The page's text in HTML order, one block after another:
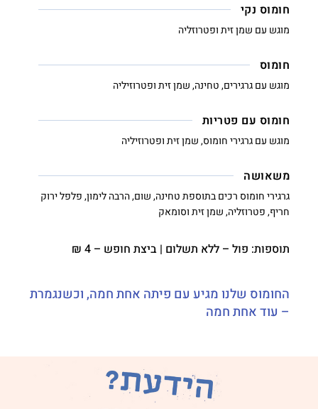
חומוס נקי
מוגש עם שמן זית ופטרוזליה
חומוס
מוגש עם גרגירים, טחינה, שמן זית ופטרוזיליה
חומוס עם פטריות
מוגש עם גרגירי חומוס, שמן זית ופטרוזיליה
משאושה
גרגירי חומוס רכים בתוספת טחינה, שום, הרבה לימון, פלפל ירוק
חריף, פטרוזליה, שמן זית וסומאק
תוספות: פול – ללא תשלום | ביצת חופש – 4 ₪
החומוס שלנו מגיע עם פיתה אחת חמה, וכשנגמרת
– עוד אחת חמה